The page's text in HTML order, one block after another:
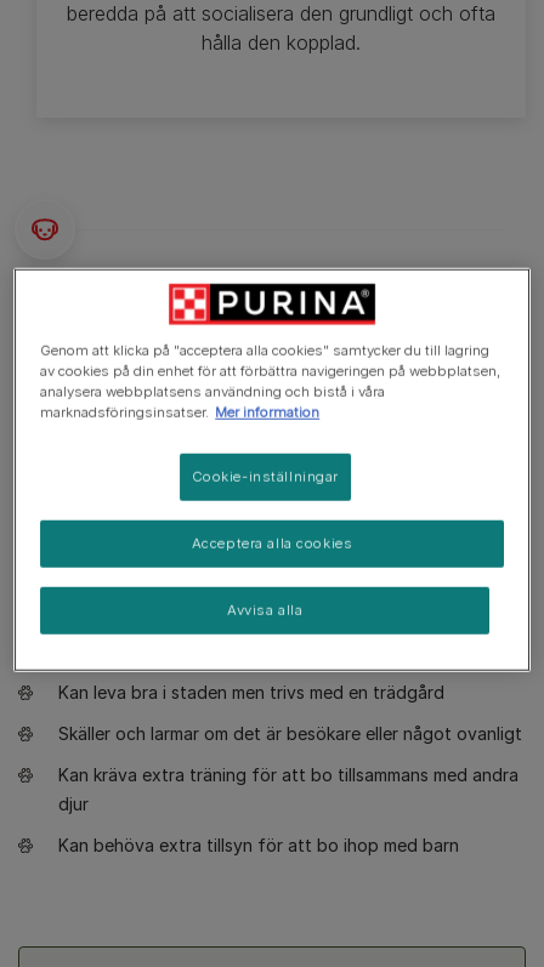
beredda på att socialisera den grundligt och ofta
hålla den kopplad.
Vad du behöver veta
Hund som passar ägare med viss erfarenhet
Viss träning krävs
Gärna en till två timmars promenader om dagen
Minimalt dreglande
Kräver skötsel en gång i veckan
Kan leva bra i staden men trivs med en trädgård
Skäller och larmar om det är besökare eller något ovanligt
Kan kräva extra träning för att bo tillsammans med andra
djur
Kan behöva extra tillsyn för att bo ihop med barn
Genom att klicka på "acceptera alla cookies" samtycker du till lagring
av cookies på din enhet för att förbättra navigeringen på webbplatsen,
analysera webbplatsens användning och bistå i våra
marknadsföringsinsatser. Mer information
Cookie-inställningar
Avvisa alla
Acceptera alla cookies